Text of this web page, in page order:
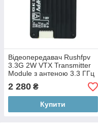
Відеопередавач Rushfpv
3.3G 2W VTX Transmitter
Module з антеною 3.3 ГГц
2 280 ₴
Купити